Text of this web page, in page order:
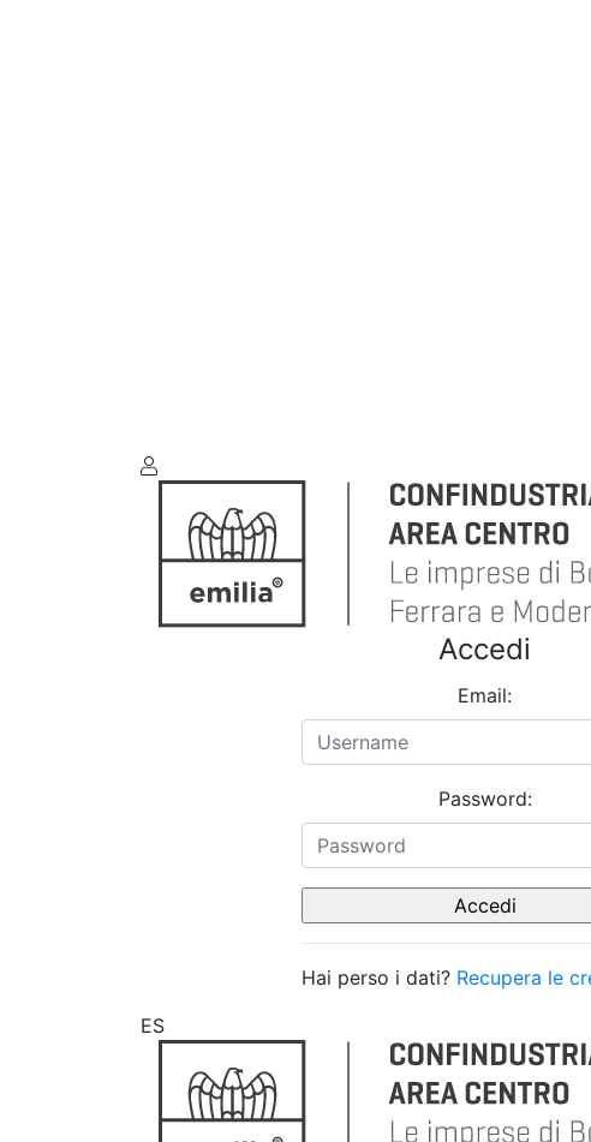
Accedi
Email:
Password:
Hai perso i dati? Recupera le
ES